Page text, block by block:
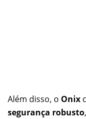
Além disso, o Onix
segurança robusto